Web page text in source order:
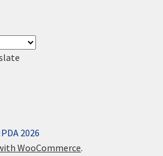
2026
WooCommerce.